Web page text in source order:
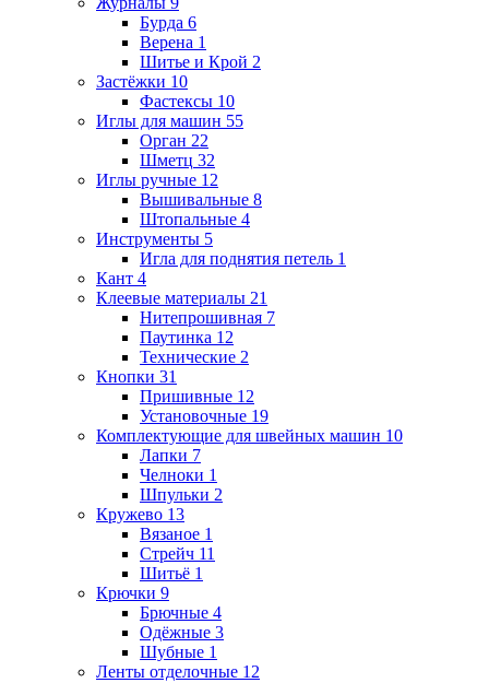
Бурда 6
Верена 1
Шитье и Крой 2
Застёжки 10
Фастексы 10
Иглы для машин 55
Орган 22
Шметц 32
Иглы ручные 12
Вышивальные 8
Штопальные 4
Инструменты 5
Игла для поднятия петель 1
Кант 4
Клеевые материалы 21
Нитепрошивная 7
Паутинка 12
Технические 2
Кнопки 31
Пришивные 12
Установочные 19
Комплектующие для швейных машин 10
Лапки 7
Челноки 1
Шпульки 2
Кружево 13
Вязаное 1
Стрейч 11
Шитьё 1
Крючки 9
Брючные 4
Одёжные 3
Шубные 1
Ленты отделочные 12